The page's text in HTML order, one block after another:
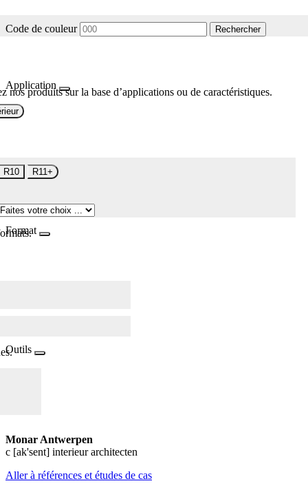
Code de couleur Rechercher
Application
nos produits sur la base d’applications ou de caractéristiques.
R10 R11+
Format
Outils
Monar Antwerpen
c [ak'sent] interieur architecten
Aller à références et études de cas